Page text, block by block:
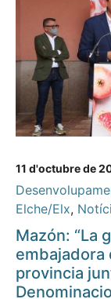
11 d'octubre de
Elche/Elx,
Mazón: “La
embajadora
provincia